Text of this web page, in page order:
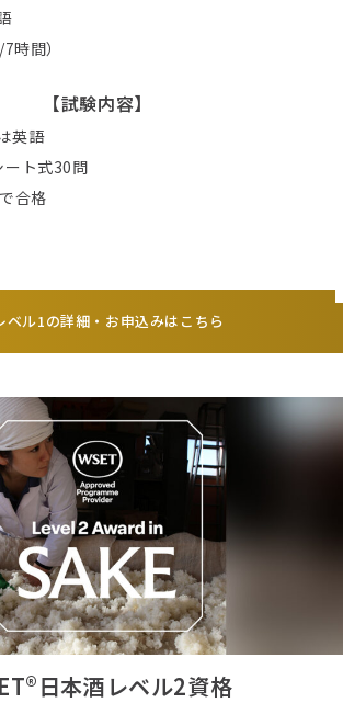
間）
【試験内容】
英語
ト式30問
合格
ベル1の詳細・お申込みはこちら
日本酒レベル2資格